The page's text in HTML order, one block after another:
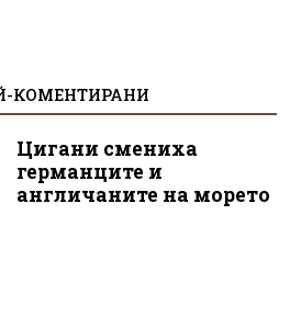
КОМЕНТИРАНИ
Цигани смениха
германците и
англичаните на морето